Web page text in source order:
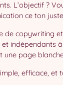
L’objectif ?
ce ton
de copywriting
indépendants
une page
efficace, et